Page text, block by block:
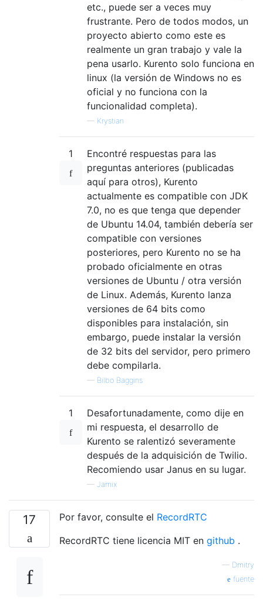
etc., puede ser a veces muy
frustrante. Pero de todos modos, un
proyecto abierto como este es
realmente un gran trabajo y vale la
pena usarlo. Kurento solo funciona en
linux (la versión de Windows no es
oficial y no funciona con la
funcionalidad completa).
— Krystian
1
Encontré respuestas para las
preguntas anteriores (publicadas
aquí para otros), Kurento
actualmente es compatible con JDK
7.0, no es que tenga que depender
de Ubuntu 14.04, también debería ser
compatible con versiones
posteriores, pero Kurento no se ha
probado oficialmente en otras
versiones de Ubuntu / otra versión
de Linux. Además, Kurento lanza
versiones de 64 bits como
disponibles para instalación, sin
embargo, puede instalar la versión
de 32 bits del servidor, pero primero
debe compilarla.
— Bilbo Baggins
1
Desafortunadamente, como dije en
mi respuesta, el desarrollo de
Kurento se ralentizó severamente
después de la adquisición de Twilio.
Recomiendo usar Janus en su lugar.
— Jamix
17 Por favor, consulte el RecordRTC
RecordRTC tiene licencia MIT en github .
— Dmitry
fuente